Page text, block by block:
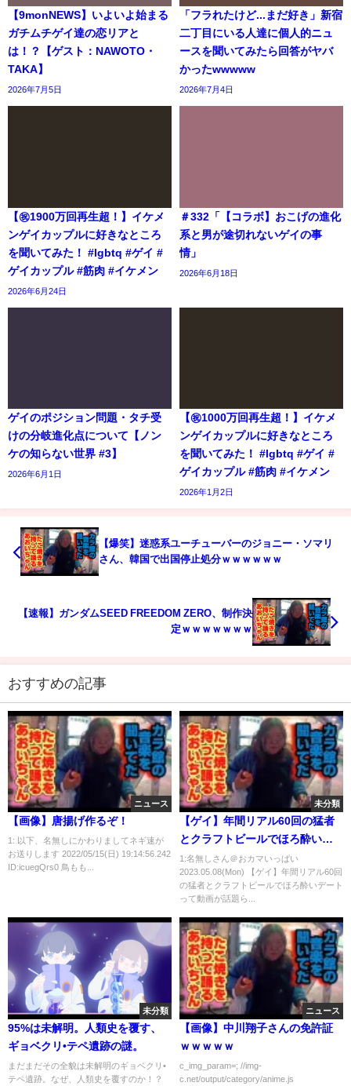
【9monNEWS】いよいよ始まる
ガチムチゲイ達の恋リアと
は！？【ゲスト：NAWOTO・
TAKA】
2026年7月5日
「フラれたけど...まだ好き」新宿
二丁目にいる人達に個人的ニュ
ースを聞いてみたら回答がヤバ
かったwwwww
2026年7月4日
【㊗️1900万回再生超！】イケメ
ンゲイカップルに好きなところ
を聞いてみた！ #lgbtq #ゲイ #
ゲイカップル #筋肉 #イケメン
2026年6月24日
＃332「【コラボ】おこげの進化
系と男が途切れないゲイの事
情」
2026年6月18日
ゲイのポジション問題・タチ受
けの分岐進化点について【ノン
ケの知らない世界 #3】
2026年6月1日
【㊗️1000万回再生超！】イケメ
ンゲイカップルに好きなところ
を聞いてみた！ #lgbtq #ゲイ #
ゲイカップル #筋肉 #イケメン
2026年1月2日
【爆笑】迷惑系ユーチューバーのジョニー・ソマリ
さん、韓国で出国停止処分ｗｗｗｗｗｗ
【速報】ガンダムSEED FREEDOM ZERO、制作決
定ｗｗｗｗｗｗｗ
おすすめの記事
ニュース
【画像】唐揚げ作るぞ！
1: 以下、名無しにかわりましてネギ速が
お送りします 2022/05/15(日) 19:14:56.242
ID:icuegQrs0 鳥もも...
未分類
【ゲイ】年間リアル60回の猛者
とクラフトビールでほろ酔いデ
ート
1:名無しさん＠おカマいっぱい
2023.05.08(Mon) 【ゲイ】年間リアル60回
の猛者とクラフトビールでほろ酔いデート
って動画が話題ら...
未分類
95%は未解明。人類史を覆す、
ギョベクリ•テペ遺跡の謎。
まだまだその全貌は未解明のギョベクリ•
テペ遺跡。なぜ、人類史を覆すのか！？
ニュース
【画像】中川翔子さんの免許証
ｗｗｗｗｗ
c_img_param=; //img-
c.net/output/category/anime.js